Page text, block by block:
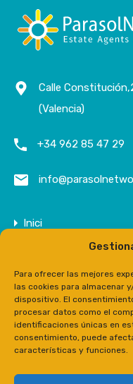
Para ofrecer las mejores
las cookies para almacenar
dispositivo. El
procesar datos como el
identificaciones únicas en
consentimiento, puede
características y funciones.
Calle
(Valencia)
+34 962 85 47 29
Inici
Propietats
Contacte
Prensa